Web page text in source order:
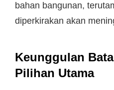
bahan bangunan,
diperkirakan akan
Keunggulan
Pilihan Utama